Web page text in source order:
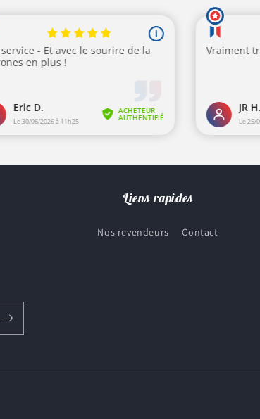
Liens rapides
Nos revendeurs Contact